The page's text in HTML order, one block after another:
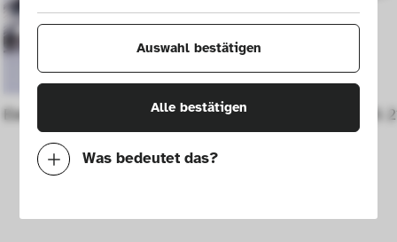
Auswahl bestätigen
Alle bestätigen
Was bedeutet das?
Mit diesen Cookies können wir durch
Elektroquirl Bosch HM 1 WT Retro Citroën "DS